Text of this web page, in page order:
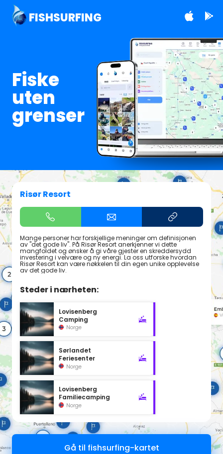
FISHSURFING
Fiske
uten
grenser
Risør Resort
Mange personer har forskjellige meninger om definisjonen
av "det gode liv". På Risør Resort anerkjenner vi dette
mangfoldet og ønsker å gi våre gjester en skreddersydd
investering i velvære og ny energi. La oss utforske hvordan
Risør Resort kan være nøkkelen til din egen unike opplevelse
av det gode liv.
Steder i nærheten:
Lovisenberg
Camping
Norge
Sørlandet
Feriesenter
Norge
Lovisenberg
Familiecamping
Norge
Gå til fishsurfing-kartet